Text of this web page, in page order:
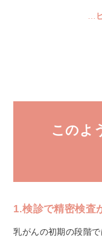
このよ
1.検診で精密検査
乳がんの初期の段階